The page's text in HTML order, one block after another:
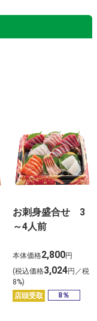
お刺身盛合せ 3
～4人前
本体価格2,800円
(税込価格3,024円／税
8%)
店頭受取
8％